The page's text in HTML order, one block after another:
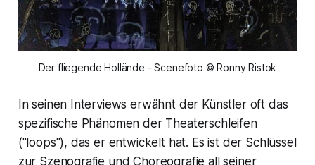
Der fliegende Hollände - Scenefoto © Ronny Ristok
In seinen Interviews erwähnt der Künstler oft das
spezifische Phänomen der Theaterschleifen
("loops"), das er entwickelt hat. Es ist der Schlüssel
zur Szenografie und Choreografie all seiner